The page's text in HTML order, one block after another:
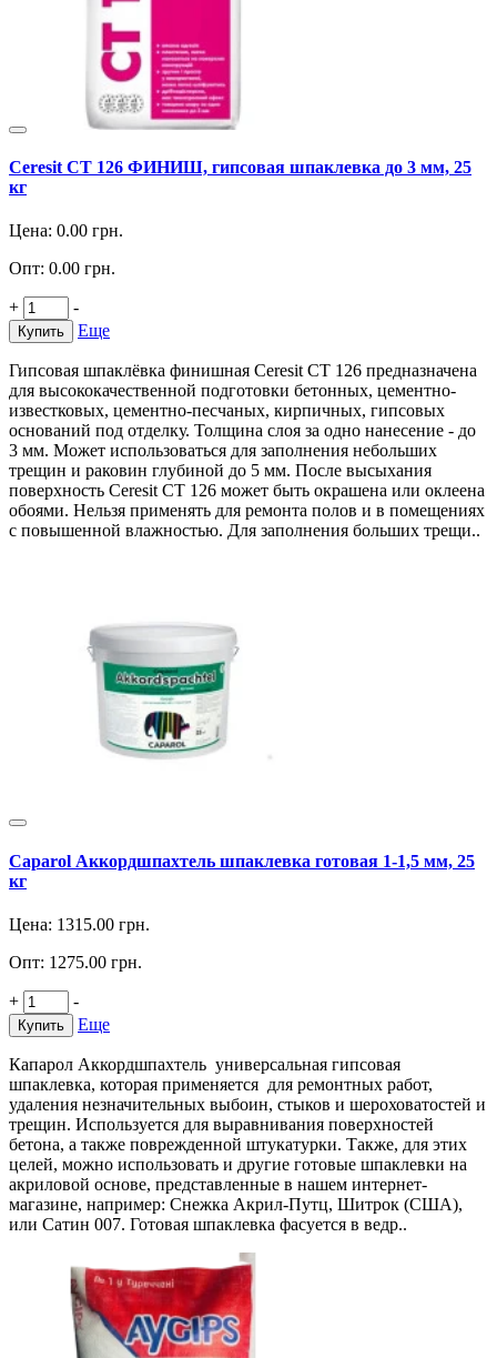
Ceresit СТ 126 ФИНИШ, гипсовая шпаклевка до 3 мм, 25
кг
Цена: 0.00 грн.
Опт: 0.00 грн.
+ -
Купить Еще
Гипсовая шпаклёвка финишная Ceresit CT 126 предназначена
для высококачественной подготовки бетонных, цементно-
известковых, цементно-песчаных, кирпичных, гипсовых
оснований под отделку. Толщина слоя за одно нанесение - до
3 мм. Может использоваться для заполнения небольших
трещин и раковин глубиной до 5 мм. После высыхания
поверхность Ceresit CT 126 может быть окрашена или оклеена
обоями. Нельзя применять для ремонта полов и в помещениях
с повышенной влажностью. Для заполнения больших трещи..
Caparol Аккордшпахтель шпаклевка готовая 1-1,5 мм, 25
кг
Цена: 1315.00 грн.
Опт: 1275.00 грн.
+ -
Купить Еще
Капарол Аккордшпахтель универсальная гипсовая
шпаклевка, которая применяется для ремонтных работ,
удаления незначительных выбоин, стыков и шероховатостей и
трещин. Используется для выравнивания поверхностей
бетона, а также поврежденной штукатурки. Также, для этих
целей, можно использовать и другие готовые шпаклевки на
акриловой основе, представленные в нашем интернет-
магазине, например: Снежка Акрил-Путц, Шитрок (США),
или Сатин 007. Готовая шпаклевка фасуется в ведр..